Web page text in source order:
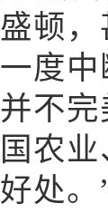
顿
度
不
农
处。